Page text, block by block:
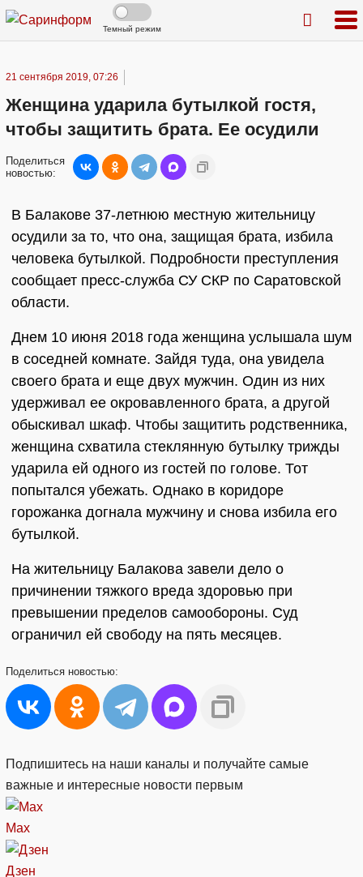
Темный режим
21 сентября 2019, 07:26
Женщина ударила бутылкой гостя,
чтобы защитить брата. Ее осудили
Поделиться
новостью:
В Балакове 37-летнюю местную жительницу
осудили за то, что она, защищая брата, избила
человека бутылкой. Подробности преступления
сообщает пресс-служба СУ СКР по Саратовской
области.
Днем 10 июня 2018 года женщина услышала шум
в соседней комнате. Зайдя туда, она увидела
своего брата и еще двух мужчин. Один из них
удерживал ее окровавленного брата, а другой
обыскивал шкаф. Чтобы защитить родственника,
женщина схватила стеклянную бутылку трижды
ударила ей одного из гостей по голове. Тот
попытался убежать. Однако в коридоре
горожанка догнала мужчину и снова избила его
бутылкой.
На жительницу Балакова завели дело о
причинении тяжкого вреда здоровью при
превышении пределов самообороны. Суд
ограничил ей свободу на пять месяцев.
Поделиться новостью:
Подпишитесь на наши каналы и получайте самые
важные и интересные новости первым
Max
Дзен